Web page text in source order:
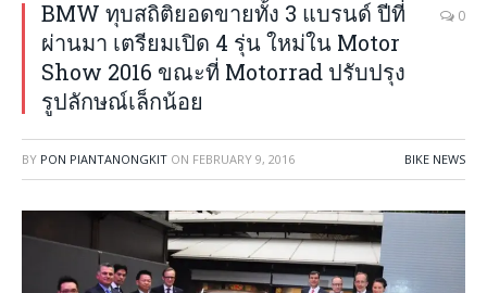
BMW ทุบสถิติยอดขายทั้ง 3 แบรนด์ ปีที่
ผ่านมา เตรียมเปิด 4 รุ่น ใหม่ใน Motor
Show 2016 ขณะที่ Motorrad ปรับปรุง
รูปลักษณ์เล็กน้อย
0
BY PON PIANTANONGKIT ON FEBRUARY 9, 2016 BIKE NEWS